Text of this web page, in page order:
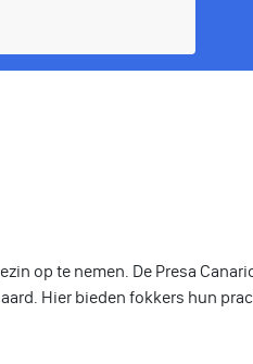
op te nemen. De Presa
Hier bieden fokkers hun